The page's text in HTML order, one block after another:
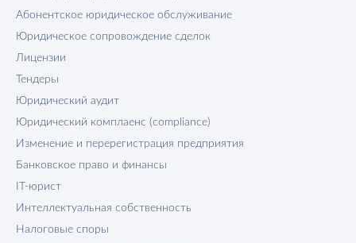
Абонентское юридическое обслуживание
Юридическое сопровождение сделок
Лицензии
Тендеры
Юридический аудит
Юридический комплаенс (compliance)
Изменение и перерегистрация предприятия
Банковское право и финансы
IT-юрист
Интеллектуальная собственность
Налоговые споры